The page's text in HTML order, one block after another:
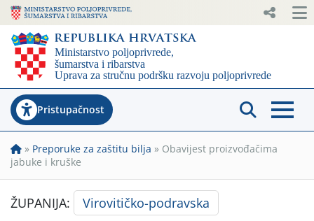
Pristupačnost
» Preporuke za zaštitu bilja » Obavijest proizvođačima
jabuke i kruške
ŽUPANIJA: Virovitičko-podravska